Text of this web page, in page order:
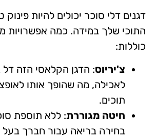
דגנים דלי סוכר יכולים להיות פינוק
התוכי שלך במידה. כמה אפשרויות
כוללות:
צ'יריוס: הדגן הקלאסי הזה דל
לאכילה, מה שהופך אותו
תוכים.
חיטה מגוררת: ללא תוספת
בחירה בריאה עבור חברך בעל